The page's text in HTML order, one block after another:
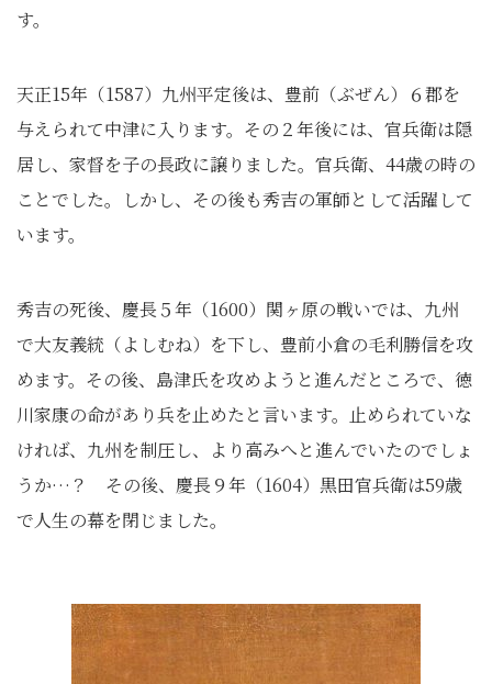
す。
天正15年（1587）九州平定後は、豊前（ぶぜん）６郡を
与えられて中津に入ります。その２年後には、官兵衛は隠
居し、家督を子の長政に譲りました。官兵衛、44歳の時の
ことでした。しかし、その後も秀吉の軍師として活躍して
います。
秀吉の死後、慶長５年（1600）関ヶ原の戦いでは、九州
で大友義統（よしむね）を下し、豊前小倉の毛利勝信を攻
めます。その後、島津氏を攻めようと進んだところで、徳
川家康の命があり兵を止めたと言います。止められていな
ければ、九州を制圧し、より高みへと進んでいたのでしょ
うか…？ その後、慶長９年（1604）黒田官兵衛は59歳
で人生の幕を閉じました。